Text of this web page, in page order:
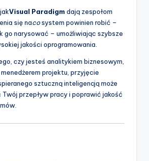
Visual Paradigm dają zespołom
się nacosystem powinien robić –
go narysować – umożliwiając szybsze
jakości oprogramowania.
czy jesteś analitykiem biznesowym,
projektu, przyjęcie
sztuczną inteligencją może
przepływ pracy i poprawić jakość